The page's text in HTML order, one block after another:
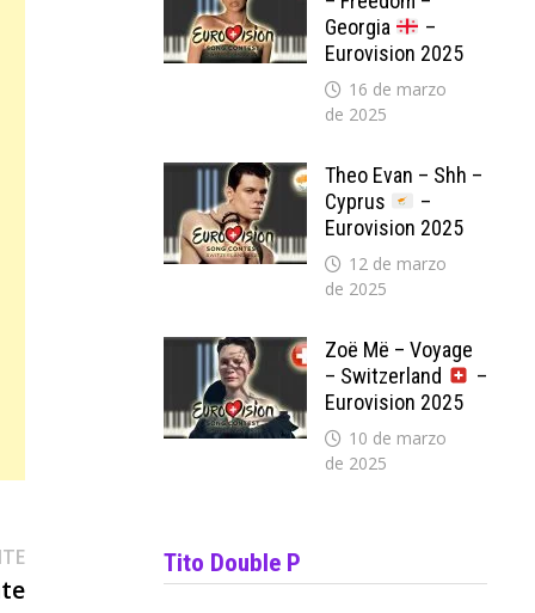
Entrada
siguiente:
Georgia
–
Eurovision 2025
16 de marzo
de 2025
Theo Evan – Shh –
Cyprus
–
Eurovision 2025
12 de marzo
de 2025
Zoë Më – Voyage
– Switzerland
–
Eurovision 2025
10 de marzo
de 2025
Tito Double P